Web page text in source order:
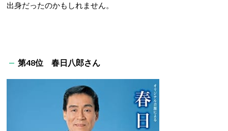
出身だったのかもしれません。
第48位 春日八郎さん